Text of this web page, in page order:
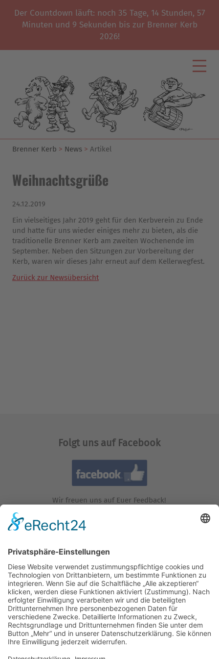
Der Countdown läuft: noch 35 Tage, 14Stunden, 57
Minuten und 9 Sekunden bis zur Brenner Kerb
2026!
Brenner Kerb News Artikel
Weihnachtsgrüße
24.12.2019
Ein vielseitiges Jahr 2019 geht für den Kerbverein zu Ende
und hatte für uns wieder einiges mehr zu bieten, als die
traditionelle Brenner Kerb am zweiten Wochenende im
September. Neben den Sitzungen zur Vorbereitung der
Kerb, waren wir dieses Jahr erneut auf dem Kellerwegfest.
Zurück zur Newsübersicht
Folgt uns auf Facebook
Wir freuen uns auf Euer Feedback!
Folgt uns auf Instagram!
Wir freuen uns auf Euren Besuch!
Besucht uns auf YouTube!